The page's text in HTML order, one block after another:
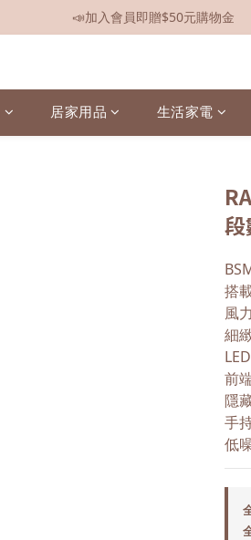
📣全館現貨
📣加入會員即贈$50元購物金
居家用品 生活家電
搭
風
細
前
隱
手
低